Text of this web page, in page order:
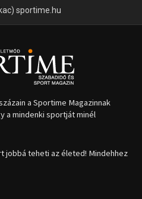
u. 7.
+36 30 471 1373